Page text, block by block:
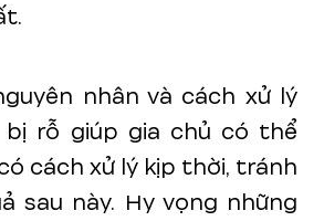
nhân và cách xử lý
rỗ giúp gia chủ có thể
cách xử lý kịp thời, tránh
sau này. Hy vọng những